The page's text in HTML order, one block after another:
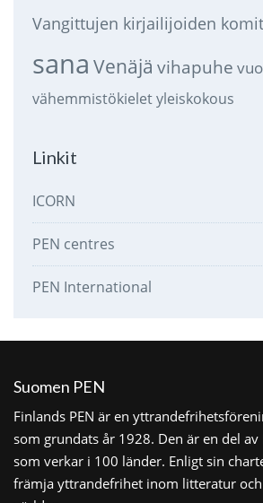
Vangittujen kirjailijoiden
sana Venäjä vihapuhe
vähemmistökieletyleiskokous
Linkit
ICORN
PEN centres
PEN International
Suomen PEN
Finlands PEN är en
som grundats år 1928. Den är en del av
som verkar i 100 länder. Enligt sin
främja yttrandefrihet inom litteratur